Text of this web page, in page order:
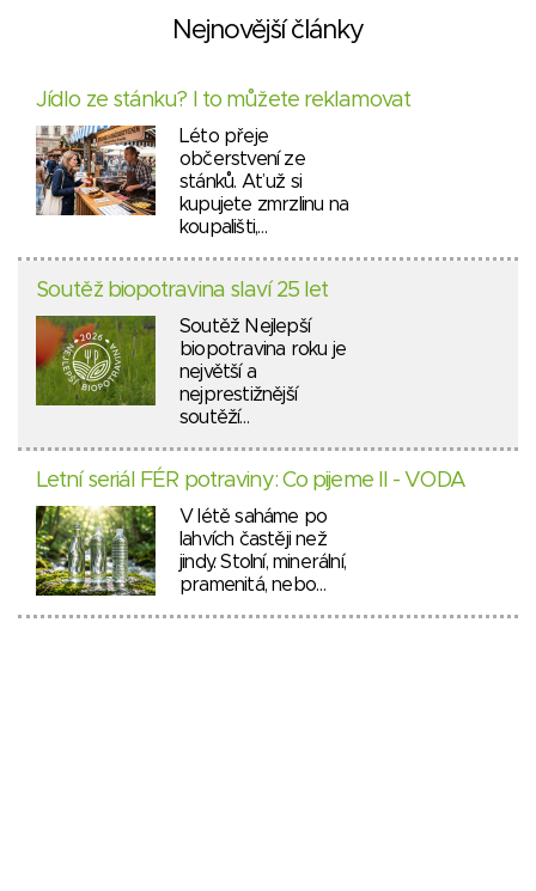
Nejnovější články
Jídlo ze stánku? I to můžete reklamovat
Léto přeje
občerstvení ze
stánků. Ať už si
kupujete zmrzlinu na
koupališti,…
Soutěž biopotravina slaví 25 let
Soutěž Nejlepší
biopotravina roku je
největší a
nejprestižnější
soutěží…
Letní seriál FÉR potraviny: Co pijeme II - VODA
V létě saháme po
lahvích častěji než
jindy. Stolní, minerální,
pramenitá, nebo…